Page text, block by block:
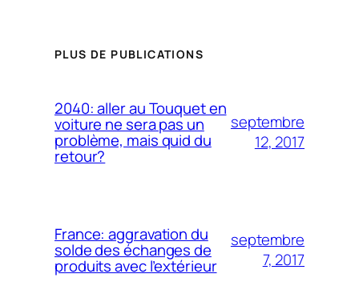
PLUS DE PUBLICATIONS
2040: aller au Touquet en
voiture ne sera pas un
problème, mais quid du
retour?
septembre
12, 2017
France: aggravation du
solde des échanges de
produits avec l’extérieur
septembre
7, 2017